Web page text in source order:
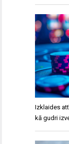
Izklaides
kā gudri